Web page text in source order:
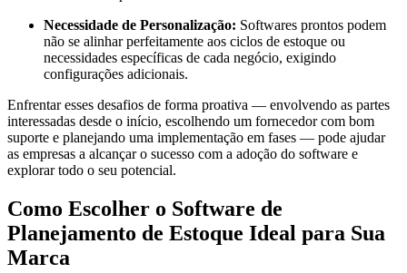
Necessidade de Personalização: Softwares prontos podem
não se alinhar perfeitamente aos ciclos de estoque ou
necessidades específicas de cada negócio, exigindo
configurações adicionais.
Enfrentar esses desafios de forma proativa — envolvendo as partes
interessadas desde o início, escolhendo um fornecedor com bom
suporte e planejando uma implementação em fases — pode ajudar
as empresas a alcançar o sucesso com a adoção do software e
explorar todo o seu potencial.
Como Escolher o Software de
Planejamento de Estoque Ideal para Sua
Marca